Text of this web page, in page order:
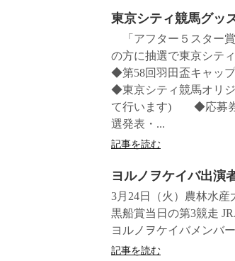
東京シティ競馬グッ
「アフター５スター
の方に抽選で東京シ
◆第58回羽田盃キ
◆東京シティ競馬オ
て行います) ◆応募
選発表・...
記事を読む
ヨルノヲケイバ出演
3月24日（火）農林水産
黒船賞当日の第3競走
ヨルノヲケイバメンバ
記事を読む